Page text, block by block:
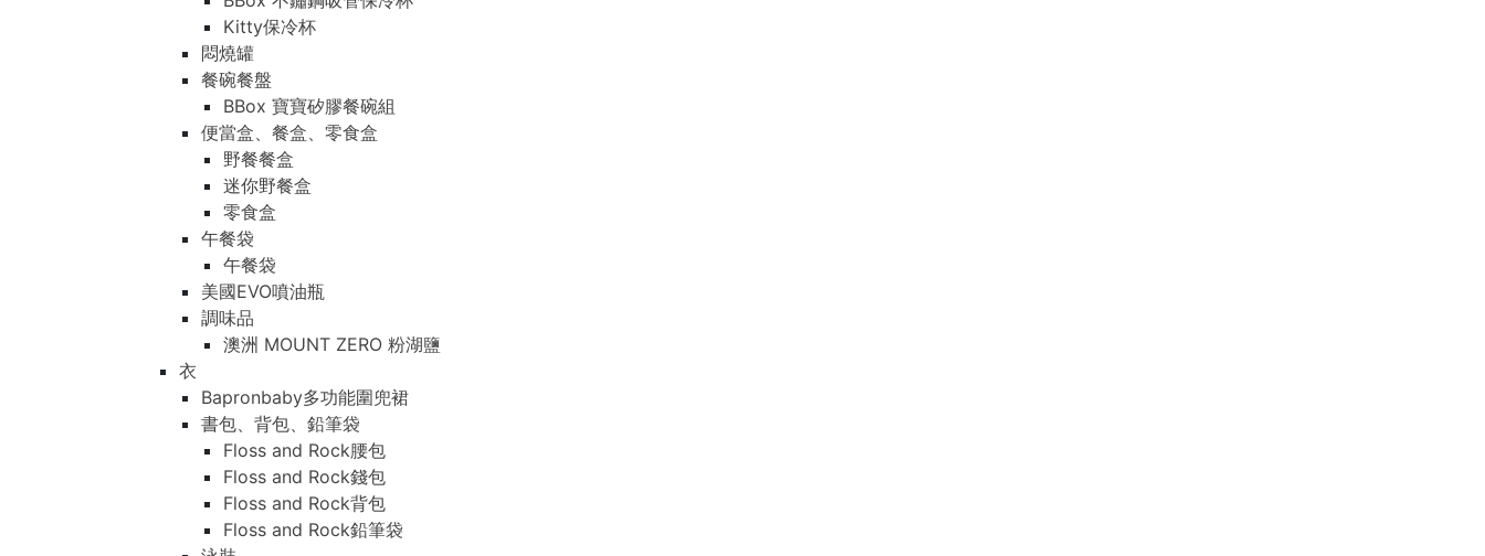
Kitty保冷杯
悶燒罐
餐碗餐盤
BBox 寶寶矽膠餐碗組
便當盒、餐盒、零食盒
野餐餐盒
迷你野餐盒
零食盒
午餐袋
午餐袋
美國EVO噴油瓶
調味品
澳洲 MOUNT ZERO 粉湖鹽
衣
Bapronbaby多功能圍兜裙
書包、背包、鉛筆袋
Floss and Rock腰包
Floss and Rock錢包
Floss and Rock背包
Floss and Rock鉛筆袋